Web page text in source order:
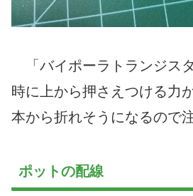
「バイポーラトランジス
時に上から押さえつける力
本から折れそうになるので
ポットの配線